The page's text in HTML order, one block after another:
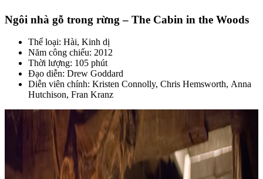
Ngôi nhà gỗ trong rừng – The Cabin in the Woods
Thể loại: Hài, Kinh dị
Năm công chiếu: 2012
Thời lượng: 105 phút
Đạo diễn: Drew Goddard
Diễn viên chính: Kristen Connolly, Chris Hemsworth, Anna
Hutchison, Fran Kranz